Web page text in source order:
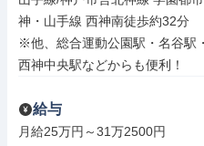
神・山手線 西神南徒歩約32分
※他、総合運動公園駅・名谷駅
西神中央駅などからも便利！
給与
月給25万円～31万2500円